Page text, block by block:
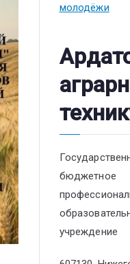
молодёжи
бюджетное
учреждение